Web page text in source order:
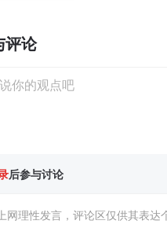
评论
后参与讨论
网理性发言，评论区仅供其表达